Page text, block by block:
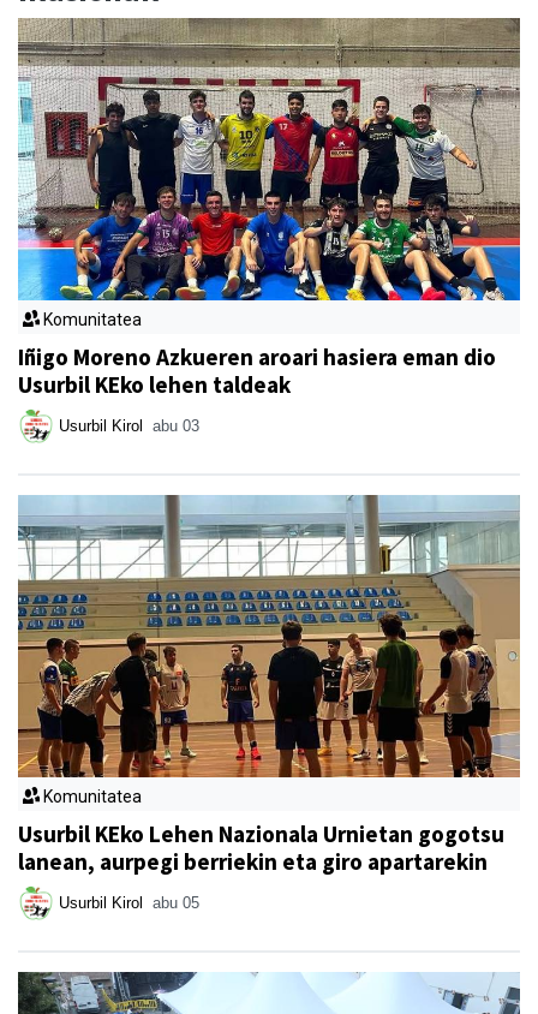
Komunitatea
Iñigo Moreno Azkueren aroari hasiera eman dio
Usurbil KEko lehen taldeak
Usurbil Kirol abu 03
Komunitatea
Usurbil KEko Lehen Nazionala Urnietan gogotsu
lanean, aurpegi berriekin eta giro apartarekin
Usurbil Kirol abu 05